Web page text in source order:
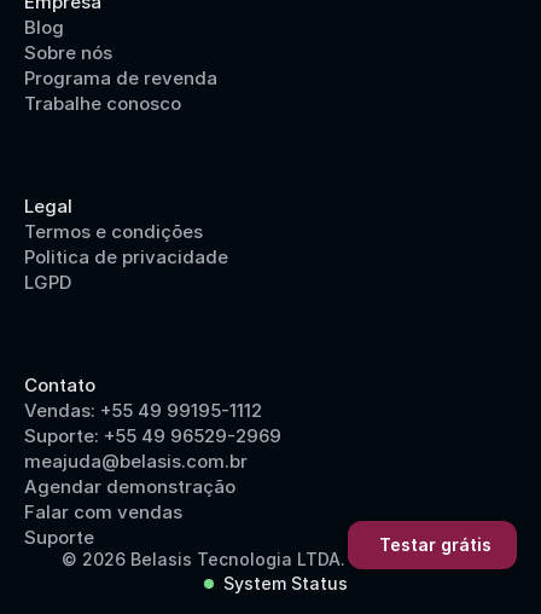
Blog
Sobre nós
Programa de revenda
Trabalhe conosco
Legal
Termos e condições
Politica de privacidade
LGPD
Contato
Vendas: +55 49 99195-1112
Suporte: +55 49 96529-2969
meajuda@belasis.com.br
Agendar demonstração
Falar com vendas
Suporte
© 2026 Belasis Tecnologia LTDA.
System Status
Testar grátis